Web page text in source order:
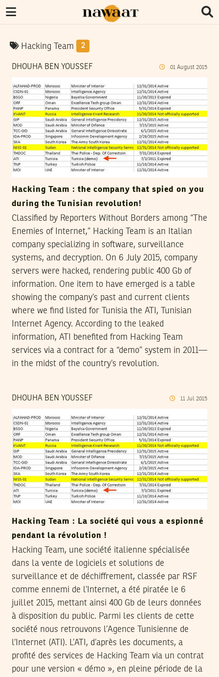
Hacking Team 2
DHOUHA BEN YOUSSEF 01 August 2015
Hacking Team : the company that spied on you
during the Tunisian revolution!
Classified by Reporters Without Borders among “The
Enemies of Internet,” Hacking Team is an Italian
company specializing in software, surveillance
systems, and decryption. On 6 July 2015, company
servers were hacked, rendering public 400 Gb of
information. One item to have emerged is a table
showing the company’s past and current clients
where we find listed for Tunisia the ATI, Tunisian
Internet Agency. According to the leaked
information, ATI benefited from Hacking Team
services via a contract for a “demo” system in 2011—
in the midst of the country’s revolution.
DHOUHA BEN YOUSSEF 11 Jul 2015
Hacking Team : La société qui vous a espionné
pendant la révolution !
Hacking Team, une société italienne spécialisée
dans la vente de logiciels et solutions de
surveillance et de déchiffrement, classée par RSF
comme ennemi de l’Internet, a été piratée le 6
juillet 2015, mettant ainsi 400 Gb de leurs données
à disposition du public. Parmi les clients de cette
société nous retrouvons l’Agence Tunisienne de
l’Internet (ATI). L’ATI, d’après les documents, a
profité des services de Hacking Team via un contrat
pour une version « démo », en pleine période de la